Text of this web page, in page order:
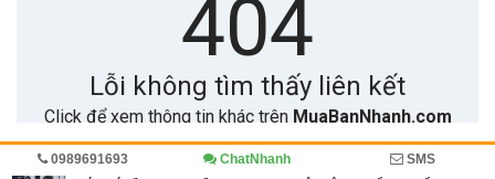
Trang chủ Diễn đàn Doanh nghiệp viết Xưởng may
0989691693 ChatNhanh SMS